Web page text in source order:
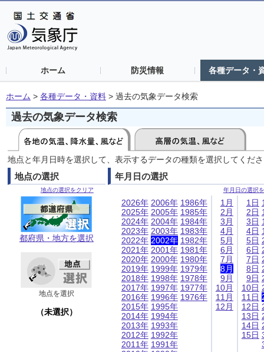
ホーム 防災情報 各種データ・
ホーム > 各種データ・資料 > 過去の気象データ検索
過去の気象データ検索
地点と年月日時を選択して、表示するデータの種類を選択してくだ
地点の選択
地点の選択をクリア
都府県・地方を選択
地点を選択
（未選択）
年月日の選択
年月日の選択
2026年
2025年
2024年
2023年
2022年
2021年
2020年
2019年
2018年
2017年
2016年
2015年
2014年
2013年
2012年
2011年
2006年
2005年
2004年
2003年
2002年
2001年
2000年
1999年
1998年
1997年
1996年
1995年
1994年
1993年
1992年
1991年
1986年
1985年
1984年
1983年
1982年
1981年
1980年
1979年
1978年
1977年
1976年
1月
2月
3月
4月
5月
6月
7月
8月
9月
10月
11月
12月
1日
2日
3日
4日
5日
6日
7日
8日
9日
10日
11日
12日
13日
14日
15日